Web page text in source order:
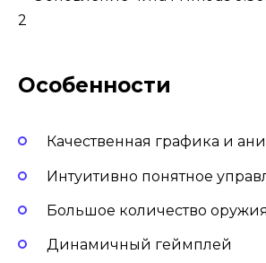
Особенности
Качественная графика и
Интуитивно понятное
Большое количество
Динамичный геймплей